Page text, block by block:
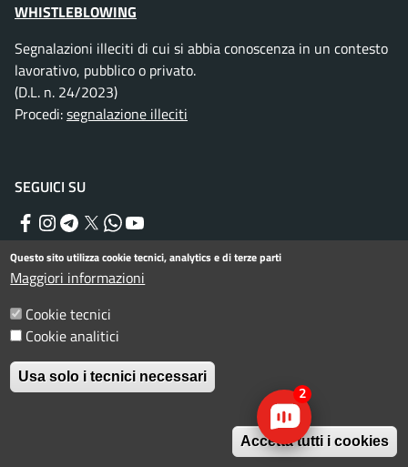
WHISTLEBLOWING
Segnalazioni illeciti di cui si abbia conoscenza in un contesto
lavorativo, pubblico o privato.
(D.L. n. 24/2023)
Procedi:segnalazione illeciti
SEGUICI SU
Facebook
Instagram
Telegram
TwitterWhatsApp
Menu piè di pagina
Dichiarazione di accessibilità
© Comune di Rimini. Tutti i diritti riservati.
Questo sito utilizza cookie tecnici, analytics e di terze parti
Maggiori informazioni
Cookie tecnici
Cookie analitici
Usa solo i tecnici necessari
Accetta tutti i cookies
2